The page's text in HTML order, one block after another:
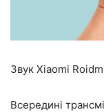
Звук Xiaomi
Всередині